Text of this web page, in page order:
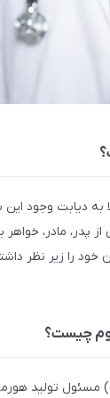
به دیابت وجود
یکی از پدر، مادر،
خود را زیر نظر
چیست؟
مسئول تولید